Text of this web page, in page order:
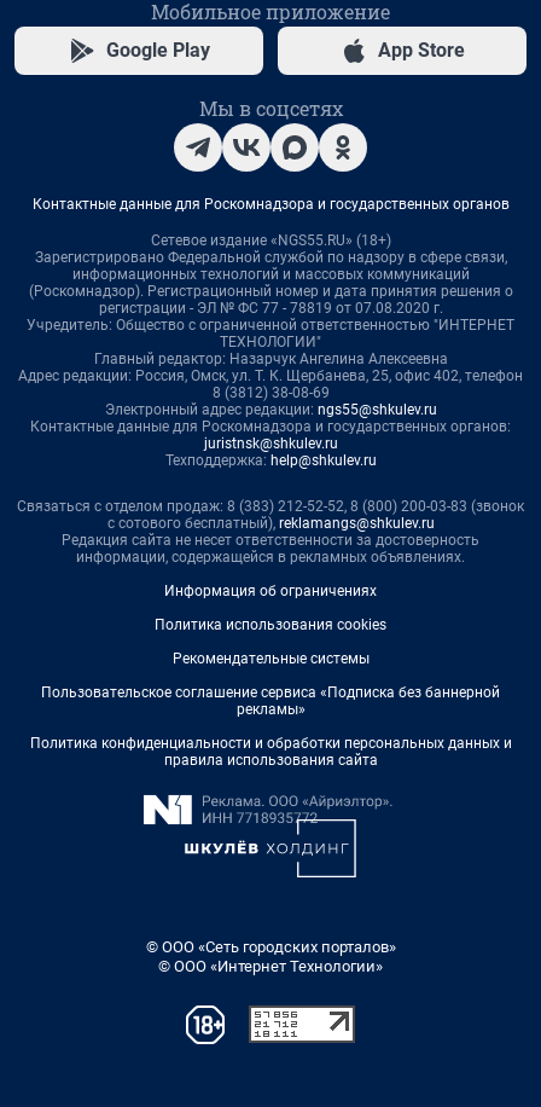
Мобильное приложение
Google Play App Store
Мы в соцсетях
Контактные данные для Роскомнадзора и государственных органов
Сетевое издание «NGS55.RU» (18+)
Зарегистрировано Федеральной службой по надзору в сфере связи,
информационных технологий и массовых коммуникаций
(Роскомнадзор). Регистрационный номер и дата принятия решения о
регистрации - ЭЛ № ФС 77 - 78819 от 07.08.2020 г.
Учредитель: Общество с ограниченной ответственностью "ИНТЕРНЕТ
ТЕХНОЛОГИИ"
Главный редактор: Назарчук Ангелина Алексеевна
Адрес редакции: Россия, Омск, ул. Т. К. Щербанева, 25, офис 402, телефон
8 (3812) 38-08-69
Электронный адрес редакции: ngs55@shkulev.ru
Контактные данные для Роскомнадзора и государственных органов:
juristnsk@shkulev.ru
Техподдержка: help@shkulev.ru
Связаться с отделом продаж: 8 (383) 212-52-52, 8 (800) 200-03-83 (звонок
с сотового бесплатный), reklamangs@shkulev.ru
Редакция сайта не несет ответственности за достоверность
информации, содержащейся в рекламных объявлениях.
Информация об ограничениях
Политика использования cookies
Рекомендательные системы
Пользовательское соглашение сервиса «Подписка без баннерной
рекламы»
Политика конфиденциальности и обработки персональных данных и
правила использования сайта
© ООО «Сеть городских порталов»
© ООО «Интернет Технологии»